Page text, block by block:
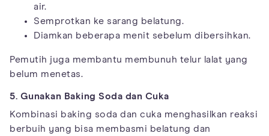
air.
Semprotkan ke sarang belatung.
Diamkan beberapa menit sebelum dibersihkan.
Pemutih juga membantu membunuh telur lalat yang
belum menetas.
5. Gunakan Baking Soda dan Cuka
Kombinasi baking soda dan cuka menghasilkan reaksi
berbuih yang bisa membasmi belatung dan